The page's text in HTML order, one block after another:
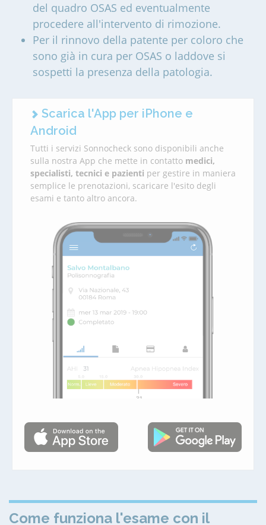
del quadro OSAS ed eventualmente
procedere all'intervento di rimozione.
Per il rinnovo della patente per coloro che
sono già in cura per OSAS o laddove si
sospetti la presenza della patologia.
Scarica l'App per iPhone e
Android
Tutti i servizi Sonnocheck sono disponibili anche
sulla nostra App che mette in contatto medici,
specialisti, tecnici e pazienti per gestire in maniera
semplice le prenotazioni, scaricare l'esito degli
esami e tanto altro ancora.
Come funziona l'esame con il